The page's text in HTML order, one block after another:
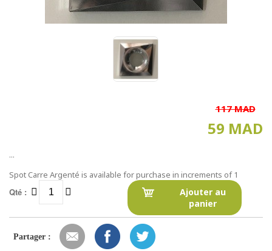
117 MAD
59 MAD
...
Spot Carre Argenté is available for purchase in increments of 1
Qté :
Ajouter au
panier
Partager :